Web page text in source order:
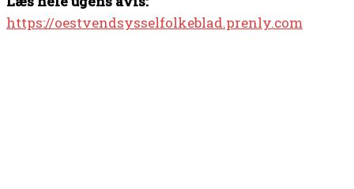
https://oestvendsysselfolkeblad.prenly.com